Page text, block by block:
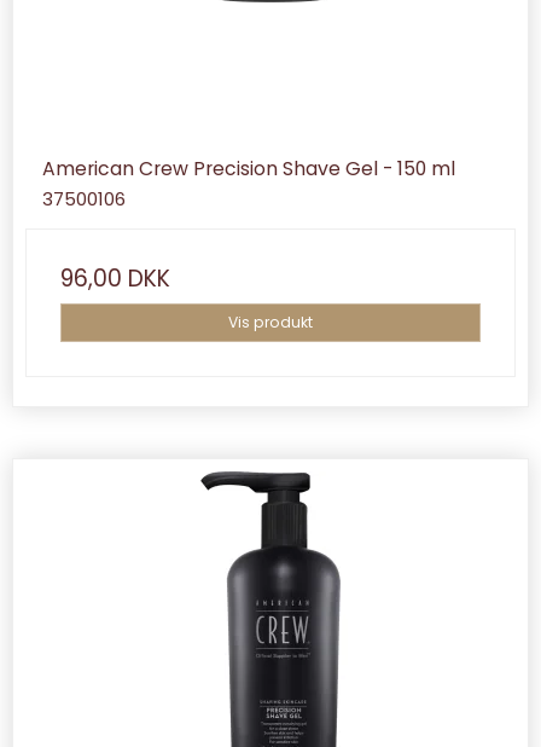
American Crew Precision Shave Gel - 150 ml
37500106
96,00 DKK
Vis produkt